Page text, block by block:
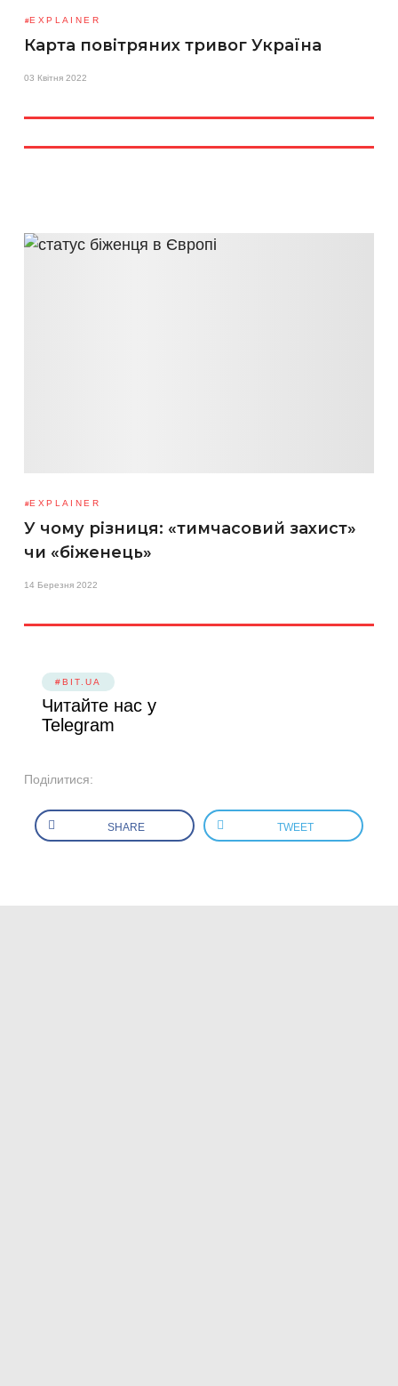
EXPLAINER
Карта повітряних тривог Україна
03 Квітня 2022
EXPLAINER
У чому різниця: «тимчасовий захист»
чи «біженець»
14 Березня 2022
#BIT.UA
Читайте нас у
Telegram
Поділитися:
SHARE TWEET